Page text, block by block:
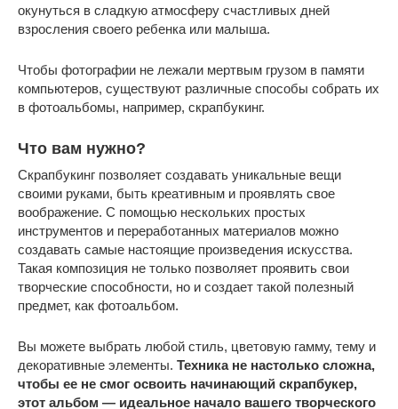
окунуться в сладкую атмосферу счастливых дней
взросления своего ребенка или малыша.
Чтобы фотографии не лежали мертвым грузом в памяти
компьютеров, существуют различные способы собрать их
в фотоальбомы, например, скрапбукинг.
Что вам нужно?
Скрапбукинг позволяет создавать уникальные вещи
своими руками, быть креативным и проявлять свое
воображение. С помощью нескольких простых
инструментов и переработанных материалов можно
создавать самые настоящие произведения искусства.
Такая композиция не только позволяет проявить свои
творческие способности, но и создает такой полезный
предмет, как фотоальбом.
Вы можете выбрать любой стиль, цветовую гамму, тему и
декоративные элементы. Техника не настолько сложна,
чтобы ее не смог освоить начинающий скрапбукер,
этот альбом — идеальное начало вашего творческого